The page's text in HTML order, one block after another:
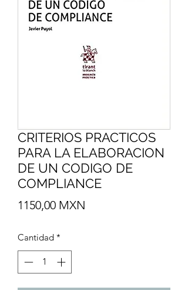
CRITERIOS PRACTICOS
PARA LA ELABORACION
DE UN CODIGO DE
COMPLIANCE
1150,00 MXN
Cantidad *